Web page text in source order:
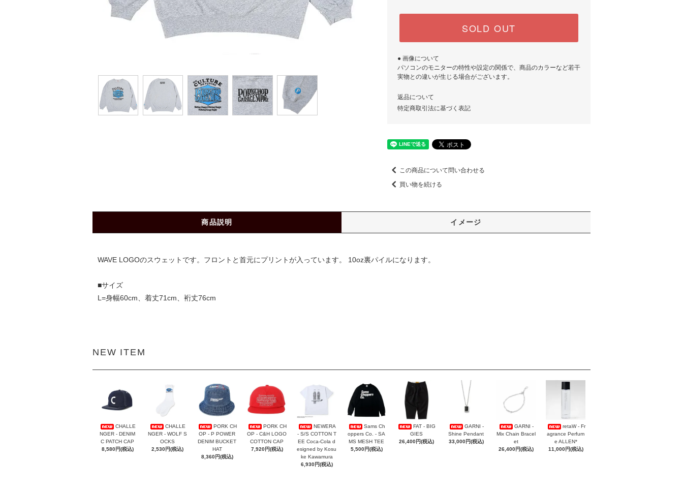
SOLD OUT
● 画像について
パソコンのモニターの特性や設定の関係で、商品のカラーなど若干
実物との違いが生じる場合がございます。
返品について
特定商取引法に基づく表記
この商品について問い合わせる
買い物を続ける
商品説明 イメージ
WAVE LOGOのスウェットです。フロントと首元にプリントが入っています。 10oz裏パイルになります。
■サイズ
L=身幅60cm、着丈71cm、裄丈76cm
NEW ITEM
CHALLE
NGER - DENIM
C PATCH CAP
8,580円(税込)
CHALLE
NGER - WOLF S
OCKS
2,530円(税込)
PORK CH
OP - P POWER
DENIM BUCKET
HAT
8,360円(税込)
PORK CH
OP - C&H LOGO
COTTON CAP
7,920円(税込)
NEWERA
- S/S COTTON T
EE Coca-Cola d
esigned by Kosu
ke Kawamura
6,930円(税込)
Sams Ch
oppers Co. - SA
MS MESH TEE
5,500円(税込)
FAT - BIG
GIES
26,400円(税込)
GARNI -
Shine Pendant
33,000円(税込)
GARNI -
Mix Chain Bracel
et
26,400円(税込)
retaW - Fr
agrance Perfum
e ALLEN*
11,000円(税込)